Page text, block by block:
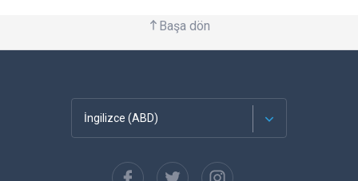
Başa dön
İngilizce (ABD)